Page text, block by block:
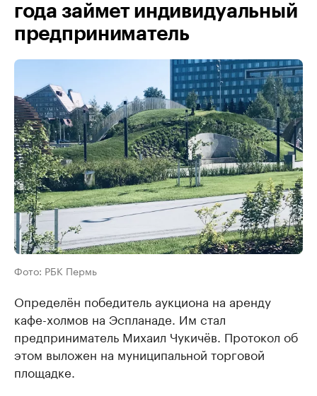
года займет индивидуальный
предприниматель
Фото: РБК Пермь
Определён победитель аукциона на аренду
кафе-холмов на Эспланаде. Им стал
предприниматель Михаил Чукичёв. Протокол об
этом выложен на муниципальной торговой
площадке.